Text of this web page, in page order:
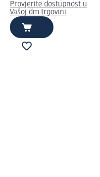
Provjerite dostupnost u
Vašoj dm trgovini